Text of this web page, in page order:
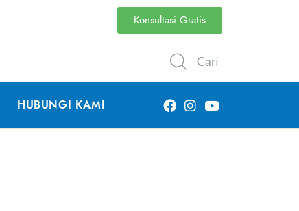
Konsultasi Gratis
Cari
HUBUNGI KAMI